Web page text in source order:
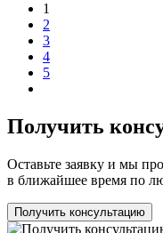
1
2
3
4
5
Получить
Оставьте заявку и мы
в ближайшее время по
Получить консультацию